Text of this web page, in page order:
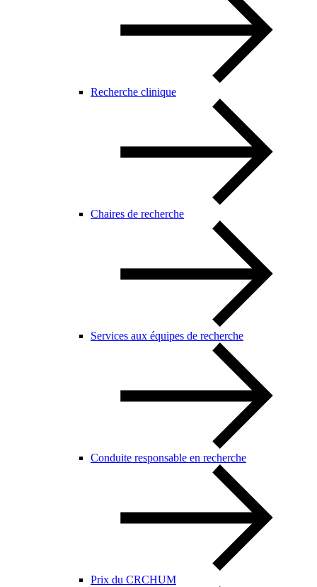
Recherche clinique
Chaires de recherche
Services aux équipes de recherche
Conduite responsable en recherche
Prix du CRCHUM